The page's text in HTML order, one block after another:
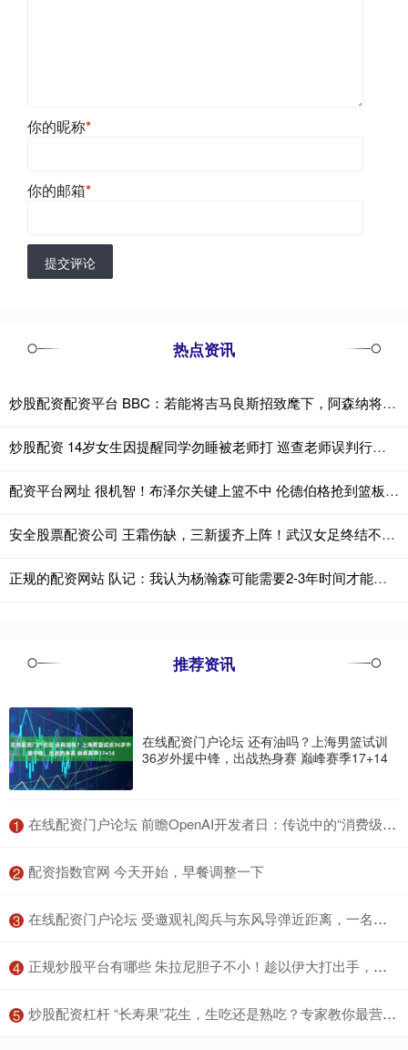
你的昵称*
你的邮箱*
提交评论
热点资讯
炒股配资配资平台 BBC：若能将吉马良斯招致麾下，阿森纳将迎来一位天生的领袖
炒股配资 14岁女生因提醒同学勿睡被老师打 巡查老师误判行为引发争议
配资平台网址 很机智！布泽尔关键上篮不中 伦德伯格抢到篮板喊停护住球权
安全股票配资公司 王霜伤缺，三新援齐上阵！武汉女足终结不胜升至第4
正规的配资网站 队记：我认为杨瀚森可能需要2-3年时间才能打出来 他是潜力股
推荐资讯
在线配资门户论坛 还有油吗？上海男篮试训
36岁外援中锋，出战热身赛 巅峰赛季17+14
1 ​在线配资门户论坛 前瞻OpenAI开发者日：传说中的“消费级AI产品”是什么？
2 ​配资指数官网 今天开始，早餐调整一下
3 ​在线配资门户论坛 受邀观礼阅兵与东风导弹近距离，一名快递小哥的“人生时刻”
4 ​正规炒股平台有哪些 朱拉尼胆子不小！趁以伊大打出手，他在以色列后方搞温水煮青蛙，戈兰高地暗流涌动
5 ​炒股配资杠杆 “长寿果”花生，生吃还是熟吃？专家教你最营养吃法